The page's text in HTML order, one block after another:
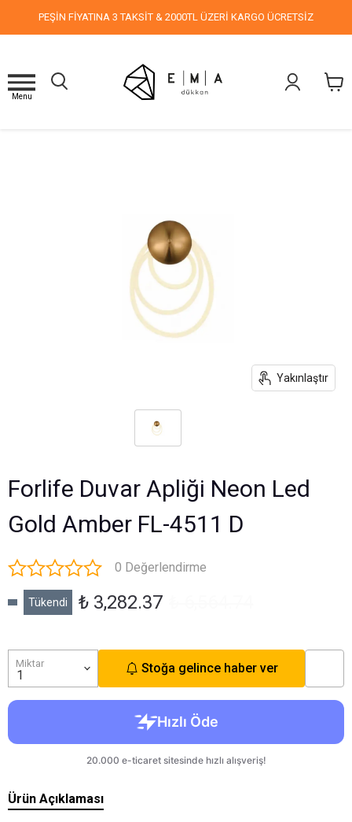
PEŞİN FİYATINA 3 TAKSİT & 2000TL ÜZERİ KARGO ÜCRETSİZ
Menu
Yakınlaştır
Forlife Duvar Apliği Neon Led
Gold Amber FL-4511 D
0 Değerlendirme
Tükendi ₺ 3,282.37
Miktar Stoğa gelince haber ver
Ürün Açıklaması